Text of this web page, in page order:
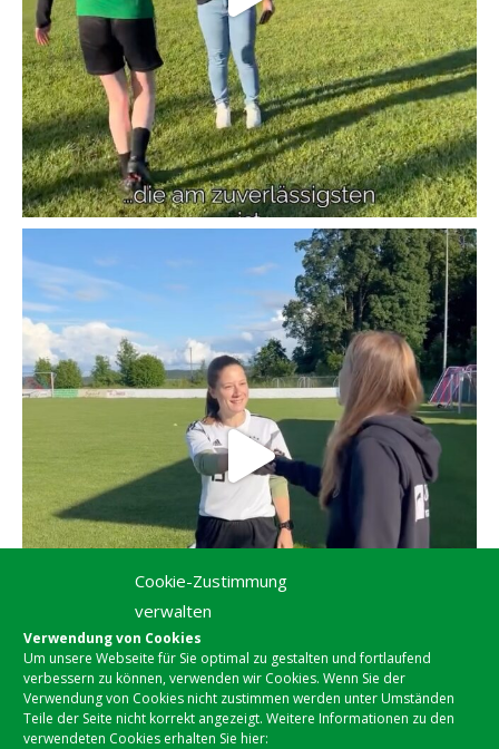
Cookie-Zustimmung
verwalten
Verwendung von Cookies
Um unsere Webseite für Sie optimal zu gestalten und fortlaufend
verbessern zu können, verwenden wir Cookies. Wenn Sie der
Verwendung von Cookies nicht zustimmen werden unter Umständen
Teile der Seite nicht korrekt angezeigt. Weitere Informationen zu den
verwendeten Cookies erhalten Sie hier: